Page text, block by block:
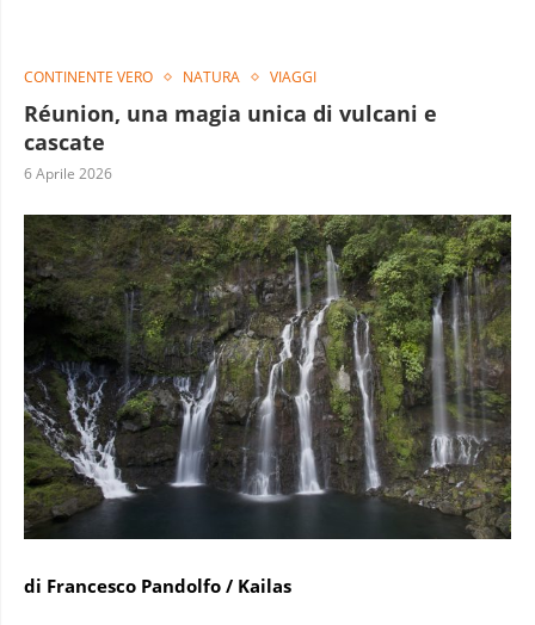
CONTINENTE VERO NATURA VIAGGI
Réunion, una magia unica di vulcani e
cascate
6 Aprile 2026
di Francesco Pandolfo / Kailas